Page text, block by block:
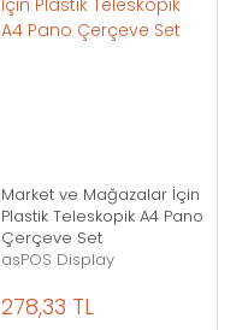
Market ve Mağazalar İçin
Plastik Teleskopik A4 Pano
Çerçeve Set
asPOS Display
278,33 TL